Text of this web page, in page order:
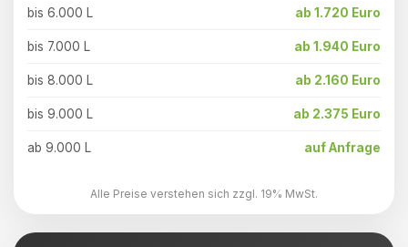
bis 6.000 L ab 1.720 Euro
bis 7.000 L ab 1.940 Euro
bis 8.000 L ab 2.160 Euro
bis 9.000 L ab 2.375 Euro
ab 9.000 L auf Anfrage
Alle Preise verstehen sich zzgl. 19% MwSt.